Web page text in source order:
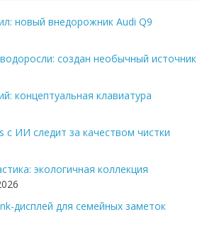
новый внедорожник Audi Q9
создан необычный источник
концептуальная клавиатура
с ИИ следит за качеством чистки
экологичная коллекция
дисплей для семейных заметок